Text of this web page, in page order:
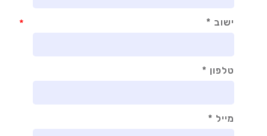
ישוב *
טלפון *
מייל *
*